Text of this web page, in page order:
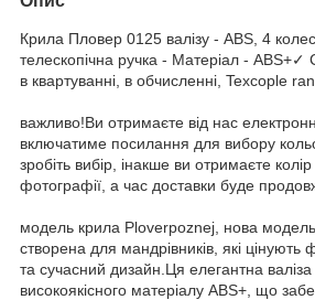
Крила Пловер 0125 валізу - ABS, 4
телескопічна ручка - Матеріал - ABS+✓
в квартуванні, в обчисленні, Texcople
важливо!Ви отримаєте від нас
включатиме посилання для вибору
зробіть вибір, інакше ви отримаєте
фотографії, а час доставки буде
модель крила Ploverpoznej, нова модель
створена для мандрівників, які цінують
та сучасний дизайн.Ця елегантна
високоякісного матеріалу ABS+, що